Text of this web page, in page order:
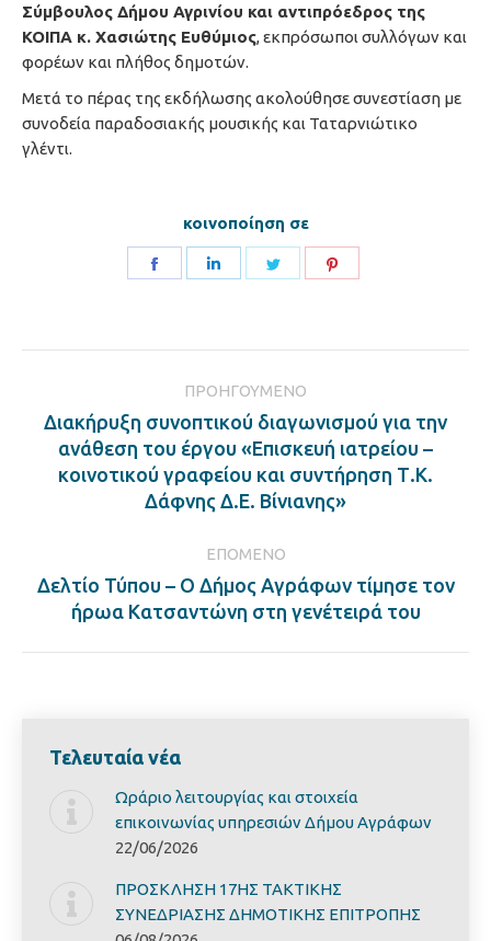
Σύμβουλος Δήμου Αγρινίου και αντιπρόεδρος της
ΚΟΙΠΑ κ. Χασιώτης Ευθύμιος, εκπρόσωποι συλλόγων και
φορέων και πλήθος δημοτών.
Μετά το πέρας της εκδήλωσης ακολούθησε συνεστίαση με
συνοδεία παραδοσιακής μουσικής και Ταταρνιώτικο
γλέντι.
κοινοποίηση σε
Share
ΠΡΟΗΓΟΎΜΕΝΟ
Previous
post:
Διακήρυξη συνοπτικού διαγωνισµού για την
ανάθεση του έργου «Επισκευή ιατρείου –
κοινοτικού γραφείου και συντήρηση Τ.Κ.
Δάφνης Δ.Ε. Βίνιανης»
ΕΠΌΜΕΝΟ
Next
post:
Δελτίο Τύπου – Ο Δήμος Αγράφων τίμησε τον
ήρωα Κατσαντώνη στη γενέτειρά του
Τελευταία νέα
Ωράριο λειτουργίας και στοιχεία
επικοινωνίας υπηρεσιών Δήμου Αγράφων
22/06/2026
ΠΡΟΣΚΛΗΣΗ 17ΗΣ ΤΑΚΤΙΚΗΣ
ΣΥΝΕΔΡΙΑΣΗΣ ΔΗΜΟΤΙΚΗΣ ΕΠΙΤΡΟΠΗΣ